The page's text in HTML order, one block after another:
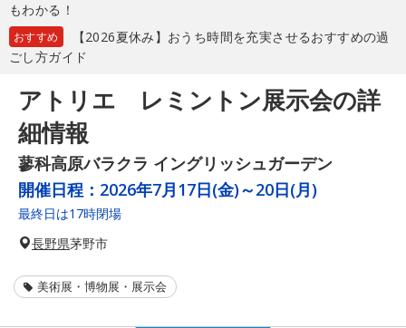
もわかる！
おすすめ
【2026夏休み】おうち時間を充実させるおすすめの過
ごし方ガイド
アトリエ レミントン展示会の詳
細情報
蓼科高原バラクラ イングリッシュガーデン
開催日程： 2026年7月17日(金)～20日(月)
最終日は17時閉場
長野県茅野市
美術展・博物展・展示会